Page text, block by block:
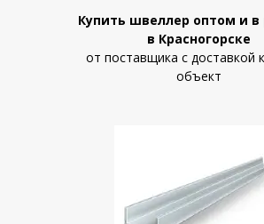
Купить швеллер оптом и в
в Красногорске
от поставщика с доставкой
объект